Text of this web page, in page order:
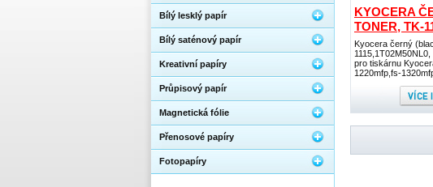
KYOCERA
TONER, TK-
Kyocera černý
pro tiskárnu
1220mfp,fs-
Bílý lesklý papír
Bílý saténový papír
Kreativní papíry
Průpisový papír
Magnetická fólie
Přenosové papíry
Fotopapíry